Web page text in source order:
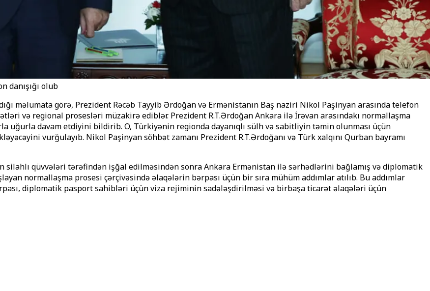
danışığı olub
məlumata görə, Prezident Rəcəb Tayyib Ərdoğan və Ermənistanın Baş naziri Nikol Paşinyan arasında telefon
və regional prosesləri müzakirə ediblər. Prezident R.T.Ərdoğan Ankara ilə İrəvan arasındakı normallaşma
uğurla davam etdiyini bildirib. O, Türkiyənin regionda dayanıqlı sülh və sabitliyin təmin olunması üçün
vurğulayıb. Nikol Paşinyan söhbət zamanı Prezident R.T.Ərdoğanı və Türk xalqını Qurban bayramı
silahlı qüvvələri tərəfindən işğal edilməsindən sonra Ankara Ermənistan ilə sərhədlərini bağlamış və diplomatik
normallaşma prosesi çərçivəsində əlaqələrin bərpası üçün bir sıra mühüm addımlar atılıb. Bu addımlar
diplomatik pasport sahibləri üçün viza rejiminin sadələşdirilməsi və birbaşa ticarət əlaqələri üçün